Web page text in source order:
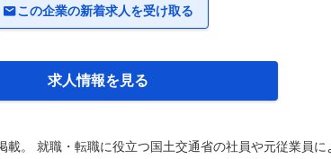
この企業の新着求人を受け取る
求人情報を見る
載。 就職・転職に役立つ国土交通省の社員や元従業員に